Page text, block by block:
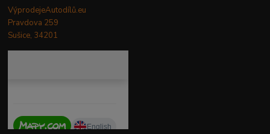
VýprodejeAutodílů.eu
Pravdova 259
Sušice, 34201